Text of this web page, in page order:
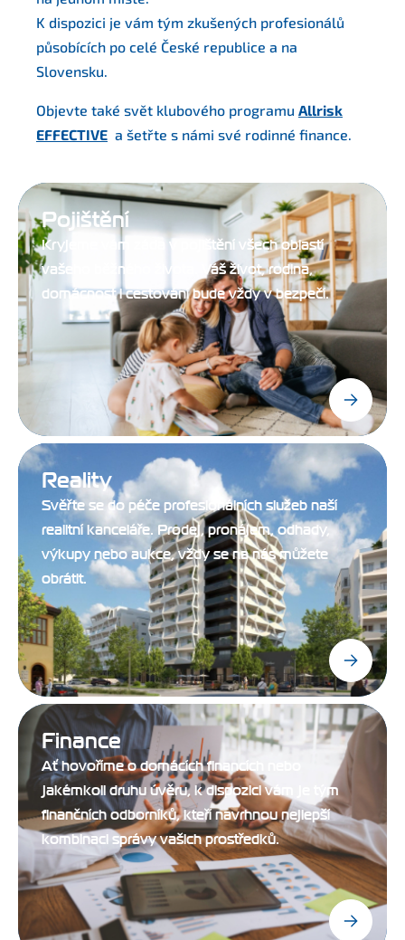
K dispozici je vám tým zkušených profesionálů
působících po celé České republice a na
Slovensku.
Objevte také svět klubového programu Allrisk
EFFECTIVE a šetřte s námi své rodinné finance.
Pojištění
Kryjeme vám záda v pojištění všech oblastí
vašeho běžného života. Váš život, rodina,
domácnost i cestování bude vždy v bezpečí.
Reality
Svěřte se do péče profesionálních služeb naší
realitní kanceláře. Prodej, pronájem, odhady,
výkupy nebo aukce, vždy se na nás můžete
obrátit.
Finance
Ať hovoříme o domácích financích nebo
jakémkoli druhu úvěru, k dispozici vám je tým
finančních odborníků, kteří navrhnou nejlepší
kombinaci správy vašich prostředků.